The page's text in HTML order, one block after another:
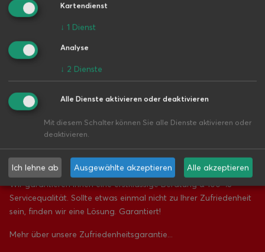
Unsere
ZUFRIEDENHEITSGARANTIE –
weil uns WERTE wichtig sind!
Wir garantieren Ihnen eine erstklassige Beratung & 100 %
Servicequalität. Sollte etwas einmal nicht zu Ihrer Zufriedenheit
sein, finden wir eine Lösung. Garantiert!
Mehr über unsere Zufriedenheitsgarantie...
Kartendienst
↓ 1 Dienst
Analyse
↓ 2 Dienste
Alle Dienste aktivieren oder deaktivieren
Mit diesem Schalter können Sie alle Dienste aktivieren oder
deaktivieren.
Ich lehne ab Ausgewählte akzeptieren Alle akzeptieren